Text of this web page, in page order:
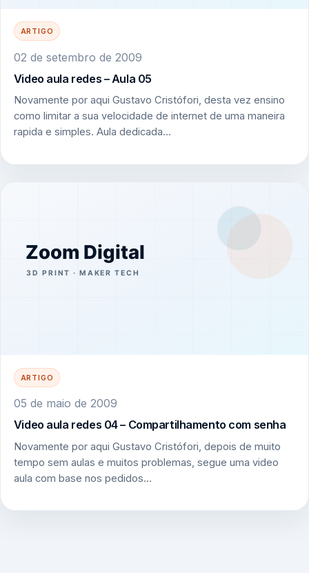
ARTIGO
02 de setembro de 2009
Video aula redes – Aula 05
Novamente por aqui Gustavo Cristófori, desta vez ensino
como limitar a sua velocidade de internet de uma maneira
rapida e simples. Aula dedicada…
ARTIGO
05 de maio de 2009
Video aula redes 04 – Compartilhamento com senha
Novamente por aqui Gustavo Cristófori, depois de muito
tempo sem aulas e muitos problemas, segue uma video
aula com base nos pedidos…